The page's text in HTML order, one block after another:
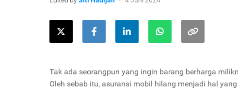
Tak ada seorangpun yang ingin barang berharga
Oleh sebab itu, asuransi mobil hilang menjadi hal